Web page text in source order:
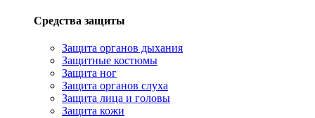
Средства защиты
Защита органов дыхания
Защитные костюмы
Защита ног
Защита органов слуха
Защита лица и головы
Защита кожи